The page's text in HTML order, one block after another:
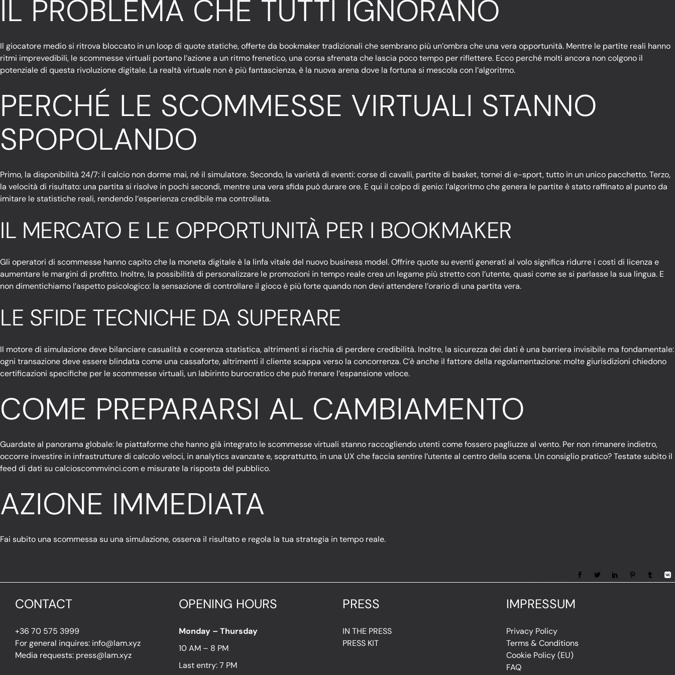
IL PROBLEMA CHE TUTTI IGNORANO
Il giocatore medio si ritrova bloccato in un loop di quote statiche, offerte da bookmaker tradizionali che sembrano più un’ombra che una vera opportunità. Mentre le partite reali hanno
ritmi imprevedibili, le scommesse virtuali portano l’azione a un ritmo frenetico, una corsa sfrenata che lascia poco tempo per riflettere. Ecco perché molti ancora non colgono il
potenziale di questa rivoluzione digitale. La realtà virtuale non è più fantascienza, è la nuova arena dove la fortuna si mescola con l’algoritmo.
PERCHÉ LE SCOMMESSE VIRTUALI STANNO
SPOPOLANDO
Primo, la disponibilità 24/7: il calcio non dorme mai, né il simulatore. Secondo, la varietà di eventi: corse di cavalli, partite di basket, tornei di e-sport, tutto in un unico pacchetto. Terzo,
la velocità di risultato: una partita si risolve in pochi secondi, mentre una vera sfida può durare ore. E qui il colpo di genio: l’algoritmo che genera le partite è stato raffinato al punto da
imitare le statistiche reali, rendendo l’esperienza credibile ma controllata.
IL MERCATO E LE OPPORTUNITÀ PER I BOOKMAKER
Gli operatori di scommesse hanno capito che la moneta digitale è la linfa vitale del nuovo business model. Offrire quote su eventi generati al volo significa ridurre i costi di licenza e
aumentare le margini di profitto. Inoltre, la possibilità di personalizzare le promozioni in tempo reale crea un legame più stretto con l’utente, quasi come se si parlasse la sua lingua. E
non dimentichiamo l’aspetto psicologico: la sensazione di controllare il gioco è più forte quando non devi attendere l’orario di una partita vera.
LE SFIDE TECNICHE DA SUPERARE
Il motore di simulazione deve bilanciare casualità e coerenza statistica, altrimenti si rischia di perdere credibilità. Inoltre, la sicurezza dei dati è una barriera invisibile ma fondamentale:
ogni transazione deve essere blindata come una cassaforte, altrimenti il cliente scappa verso la concorrenza. C’è anche il fattore della regolamentazione: molte giurisdizioni chiedono
certificazioni specifiche per le scommesse virtuali, un labirinto burocratico che può frenare l’espansione veloce.
COME PREPARARSI AL CAMBIAMENTO
Guardate al panorama globale: le piattaforme che hanno già integrato le scommesse virtuali stanno raccogliendo utenti come fossero pagliuzze al vento. Per non rimanere indietro,
occorre investire in infrastrutture di calcolo veloci, in analytics avanzate e, soprattutto, in una UX che faccia sentire l’utente al centro della scena. Un consiglio pratico? Testate subito il
feed di dati su calcioscommvinci.come misurate la risposta del pubblico.
AZIONE IMMEDIATA
Fai subito una scommessa su una simulazione, osserva il risultato e regola la tua strategia in tempo reale.
CONTACT
+36 70 575 3999
For general inquires: info@lam.xyz
Media requests: press@lam.xyz
OPENING HOURS
Monday – Thursday
10 AM – 8 PM
Last entry: 7 PM
PRESS
IN THE PRESS
PRESS KIT
IMPRESSUM
Privacy Policy
Terms & Conditions
Cookie Policy (EU)
FAQ